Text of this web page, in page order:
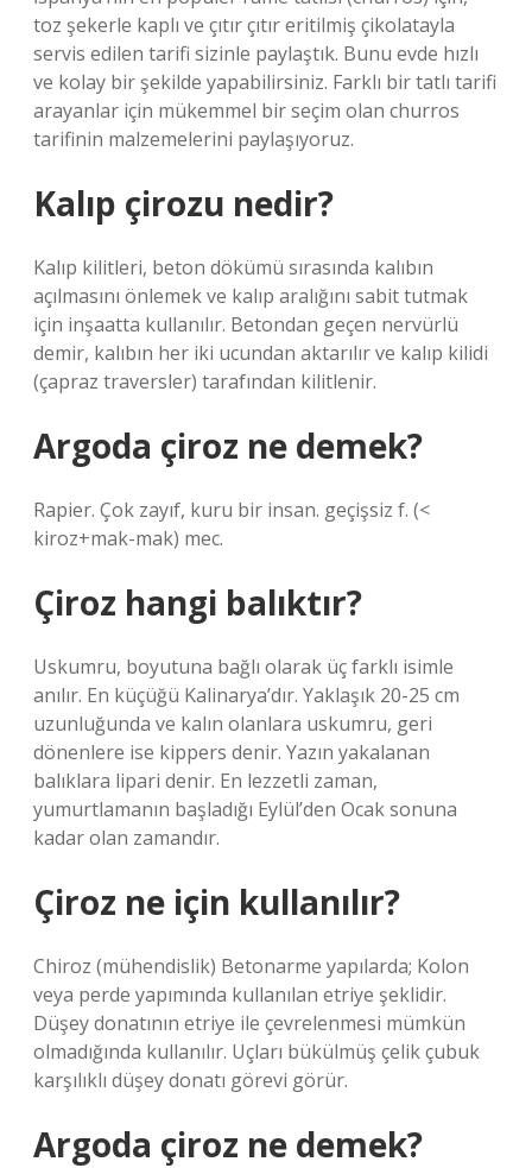
toz şekerle kaplı ve çıtır çıtır eritilmiş çikolatayla
servis edilen tarifi sizinle paylaştık. Bunu evde hızlı
ve kolay bir şekilde yapabilirsiniz. Farklı bir tatlı tarifi
arayanlar için mükemmel bir seçim olan churros
tarifinin malzemelerini paylaşıyoruz.
Kalıp çirozu nedir?
Kalıp kilitleri, beton dökümü sırasında kalıbın
açılmasını önlemek ve kalıp aralığını sabit tutmak
için inşaatta kullanılır. Betondan geçen nervürlü
demir, kalıbın her iki ucundan aktarılır ve kalıp kilidi
(çapraz traversler) tarafından kilitlenir.
Argoda çiroz ne demek?
Rapier. Çok zayıf, kuru bir insan. geçişsiz f. (<
kiroz+mak-mak) mec.
Çiroz hangi balıktır?
Uskumru, boyutuna bağlı olarak üç farklı isimle
anılır. En küçüğü Kalinarya’dır. Yaklaşık 20-25 cm
uzunluğunda ve kalın olanlara uskumru, geri
dönenlere ise kippers denir. Yazın yakalanan
balıklara lipari denir. En lezzetli zaman,
yumurtlamanın başladığı Eylül’den Ocak sonuna
kadar olan zamandır.
Çiroz ne için kullanılır?
Chiroz (mühendislik) Betonarme yapılarda; Kolon
veya perde yapımında kullanılan etriye şeklidir.
Düşey donatının etriye ile çevrelenmesi mümkün
olmadığında kullanılır. Uçları bükülmüş çelik çubuk
karşılıklı düşey donatı görevi görür.
Argoda çiroz ne demek?